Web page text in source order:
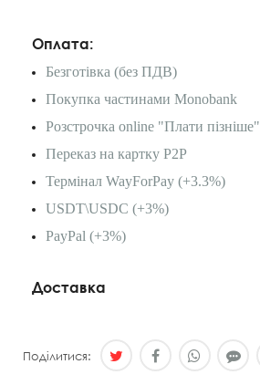
Оплата:
Безготівка (без ПДВ)
Покупка частинами Monobank
Розстрочка online "Плати пізніше"
Переказ на картку P2P
Термінал WayForPay (+3.3%)
USDT\USDC (+3%)
PayPal (+3%)
Доставка
Поділитися: